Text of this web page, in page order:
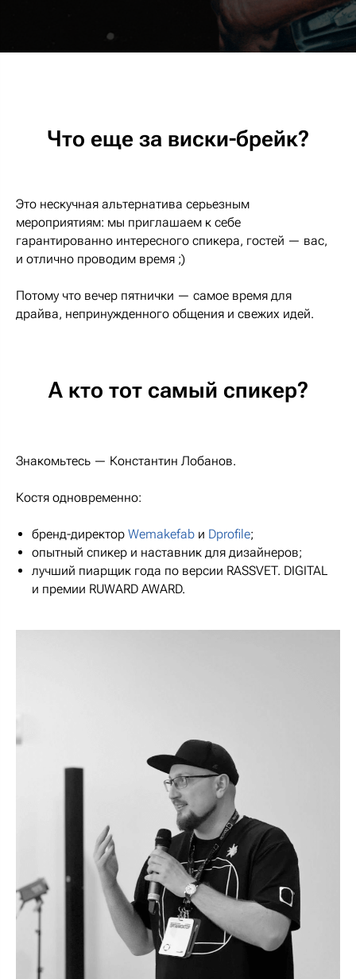
Что еще за виски-брейк?
Это нескучная альтернатива серьезным
мероприятиям: мы приглашаем к себе
гарантированно интересного спикера, гостей — вас,
и отлично проводим время ;)
Потому что вечер пятнички — самое время для
драйва, непринужденного общения и свежих идей.
А кто тот самый спикер?
Знакомьтесь — Константин Лобанов.
Костя одновременно:
бренд-директор Wemakefab и Dprofile;
опытный спикер и наставник для дизайнеров;
лучший пиарщик года по версии RASSVET. DIGITAL
и премии RUWARD AWARD.